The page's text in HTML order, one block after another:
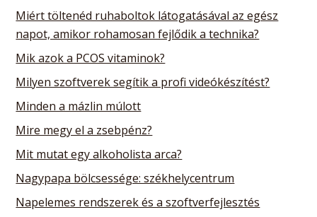
Miért töltenéd ruhaboltok látogatásával az egész
napot, amikor rohamosan fejlődik a technika?
Mik azok a PCOS vitaminok?
Milyen szoftverek segítik a profi videókészítést?
Minden a mázlin múlott
Mire megy el a zsebpénz?
Mit mutat egy alkoholista arca?
Nagypapa bölcsessége: székhelycentrum
Napelemes rendszerek és a szoftverfejlesztés